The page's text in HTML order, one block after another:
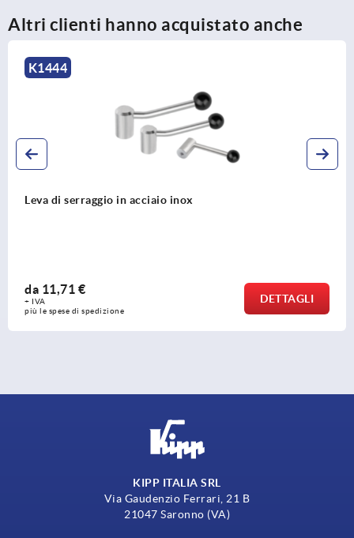
Altri clienti hanno acquistato anche
K0112
Maniglia di serraggio di sicurezza con filettatura interna
da14,60 €
+ IVA
più le spese di spedizione
DETTAGLI
KIPP ITALIA SRL
Via Gaudenzio Ferrari, 21 B
21047 Saronno (VA)